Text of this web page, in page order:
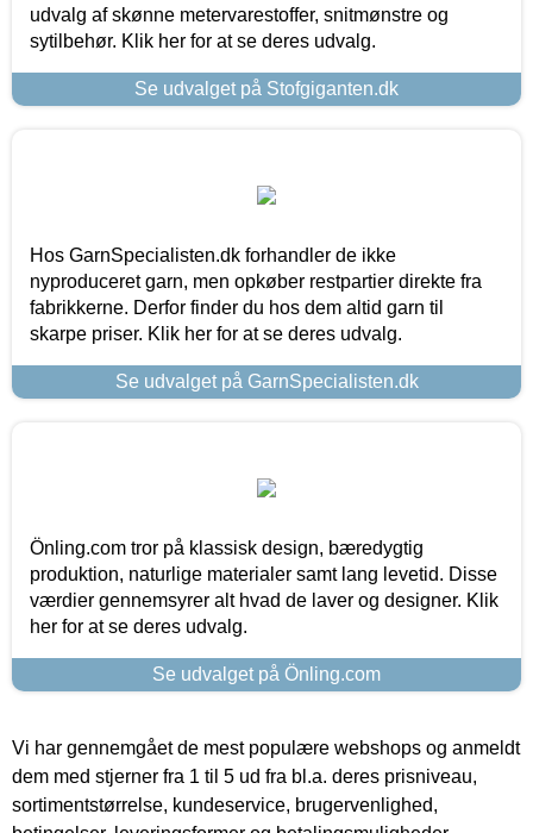
udvalg af skønne metervarestoffer, snitmønstre og
sytilbehør. Klik her for at se deres udvalg.
Se udvalget på Stofgiganten.dk
Hos GarnSpecialisten.dk forhandler de ikke
nyproduceret garn, men opkøber restpartier direkte fra
fabrikkerne. Derfor finder du hos dem altid garn til
skarpe priser. Klik her for at se deres udvalg.
Se udvalget på GarnSpecialisten.dk
Önling.com tror på klassisk design, bæredygtig
produktion, naturlige materialer samt lang levetid. Disse
værdier gennemsyrer alt hvad de laver og designer. Klik
her for at se deres udvalg.
Se udvalget på Önling.com
Vi har gennemgået de mest populære webshops og anmeldt
dem med stjerner fra 1 til 5 ud fra bl.a. deres prisniveau,
sortimentstørrelse, kundeservice, brugervenlighed,